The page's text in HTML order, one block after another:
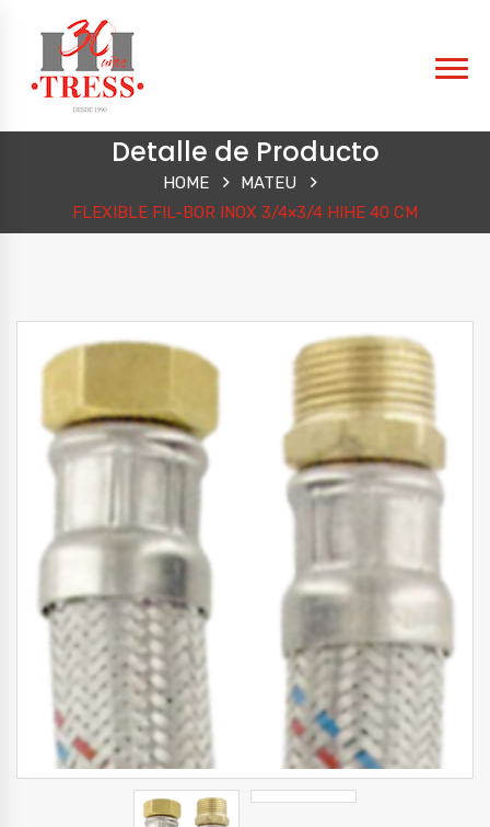
Detalle de Producto
HOME
MATEU
FLEXIBLE FIL-BOR INOX 3/4×3/4 HIHE 40 CM